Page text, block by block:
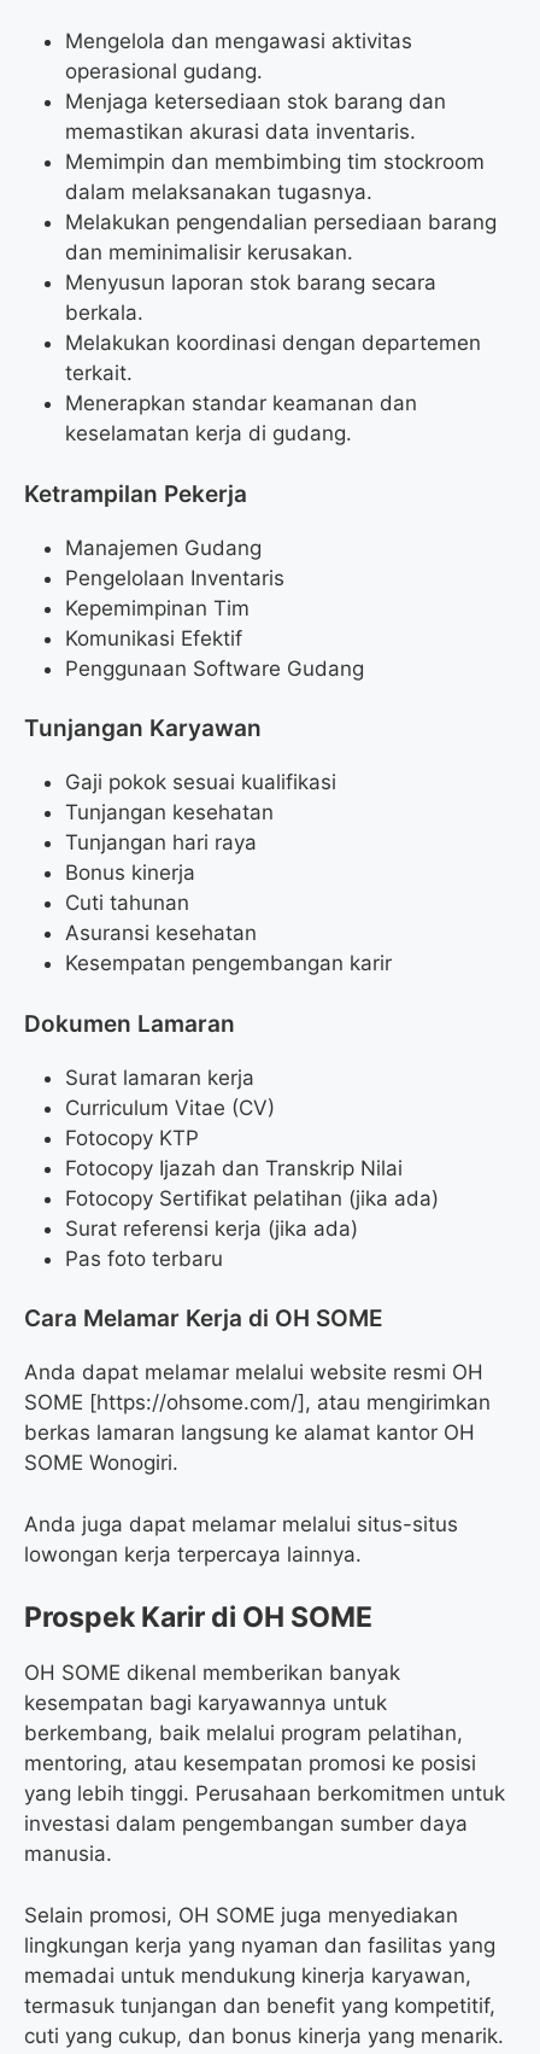
Mengelola dan mengawasi aktivitas
operasional gudang.
Menjaga ketersediaan stok barang dan
memastikan akurasi data inventaris.
Memimpin dan membimbing tim stockroom
dalam melaksanakan tugasnya.
Melakukan pengendalian persediaan barang
dan meminimalisir kerusakan.
Menyusun laporan stok barang secara
berkala.
Melakukan koordinasi dengan departemen
terkait.
Menerapkan standar keamanan dan
keselamatan kerja di gudang.
Ketrampilan Pekerja
Manajemen Gudang
Pengelolaan Inventaris
Kepemimpinan Tim
Komunikasi Efektif
Penggunaan Software Gudang
Tunjangan Karyawan
Gaji pokok sesuai kualifikasi
Tunjangan kesehatan
Tunjangan hari raya
Bonus kinerja
Cuti tahunan
Asuransi kesehatan
Kesempatan pengembangan karir
Dokumen Lamaran
Surat lamaran kerja
Curriculum Vitae (CV)
Fotocopy KTP
Fotocopy Ijazah dan Transkrip Nilai
Fotocopy Sertifikat pelatihan (jika ada)
Surat referensi kerja (jika ada)
Pas foto terbaru
Cara Melamar Kerja di OH SOME
Anda dapat melamar melalui website resmi OH
SOME [https://ohsome.com/], atau mengirimkan
berkas lamaran langsung ke alamat kantor OH
SOME Wonogiri.
Anda juga dapat melamar melalui situs-situs
lowongan kerja terpercaya lainnya.
Prospek Karir di OH SOME
OH SOME dikenal memberikan banyak
kesempatan bagi karyawannya untuk
berkembang, baik melalui program pelatihan,
mentoring, atau kesempatan promosi ke posisi
yang lebih tinggi. Perusahaan berkomitmen untuk
investasi dalam pengembangan sumber daya
manusia.
Selain promosi, OH SOME juga menyediakan
lingkungan kerja yang nyaman dan fasilitas yang
memadai untuk mendukung kinerja karyawan,
termasuk tunjangan dan benefit yang kompetitif,
cuti yang cukup, dan bonus kinerja yang menarik.